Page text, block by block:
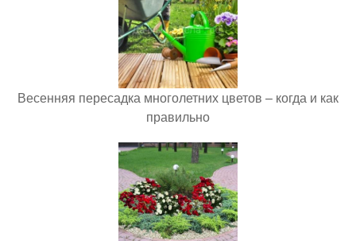
Весенняя пересадка многолетних цветов – когда и как
правильно